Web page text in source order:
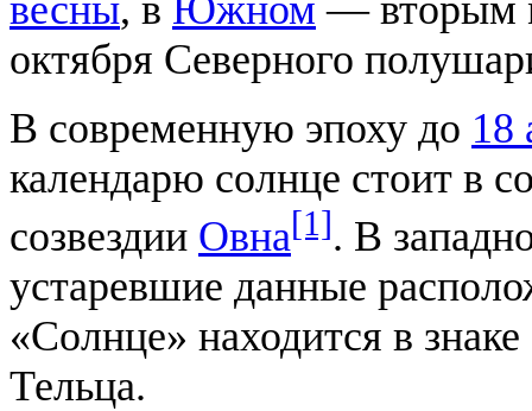
октября Северного
В современную эпоху до 18
календарю солнце стоит в
созвездии Овна[1]. В
устаревшие данные
«Солнце» находится в
Тельца.